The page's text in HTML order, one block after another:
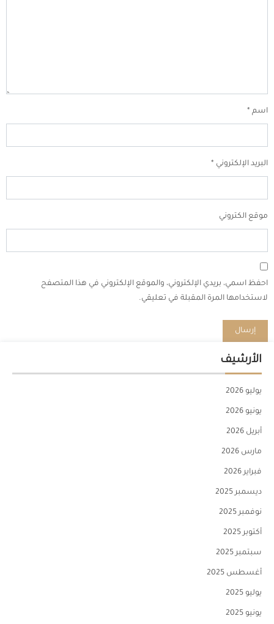
اسم *
البريد الإلكتروني *
موقع الكتروني
احفظ اسمي، بريدي الإلكتروني، والموقع الإلكتروني في هذا المتصفح
لاستخدامها المرة المقبلة في تعليقي.
الأرشيف
يوليو 2026
يونيو 2026
أبريل 2026
مارس 2026
فبراير 2026
ديسمبر 2025
نوفمبر 2025
أكتوبر 2025
سبتمبر 2025
أغسطس 2025
يوليو 2025
يونيو 2025